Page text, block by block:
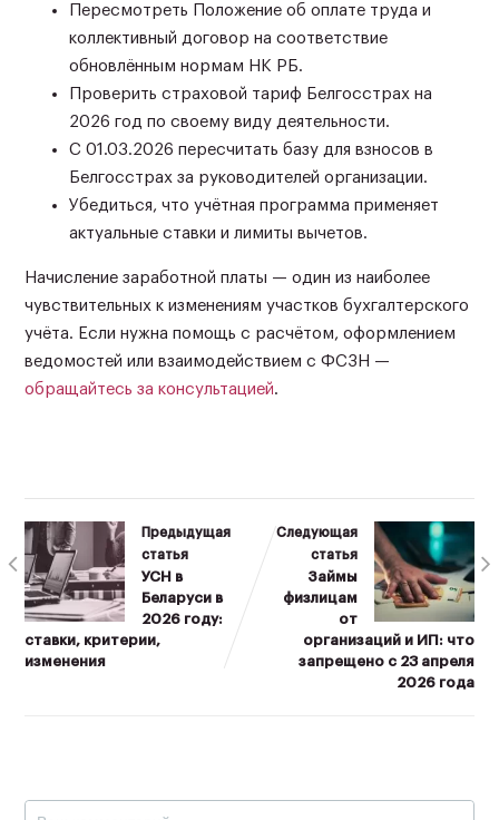
Пересмотреть Положение об оплате труда и
коллективный договор на соответствие
обновлённым нормам НК РБ.
Проверить страховой тариф Белгосстрах на
2026 год по своему виду деятельности.
С 01.03.2026 пересчитать базу для взносов в
Белгосстрах за руководителей организации.
Убедиться, что учётная программа применяет
актуальные ставки и лимиты вычетов.
Начисление заработной платы — один из наиболее
чувствительных к изменениям участков бухгалтерского
учёта. Если нужна помощь с расчётом, оформлением
ведомостей или взаимодействием с ФСЗН —
обращайтесь за консультацией.
Предыдущая
статья
УСН в
Беларуси в
2026 году:
ставки, критерии,
изменения
Следующая
статья
Займы
физлицам
от
организаций и ИП: что
запрещено с 23 апреля
2026 года